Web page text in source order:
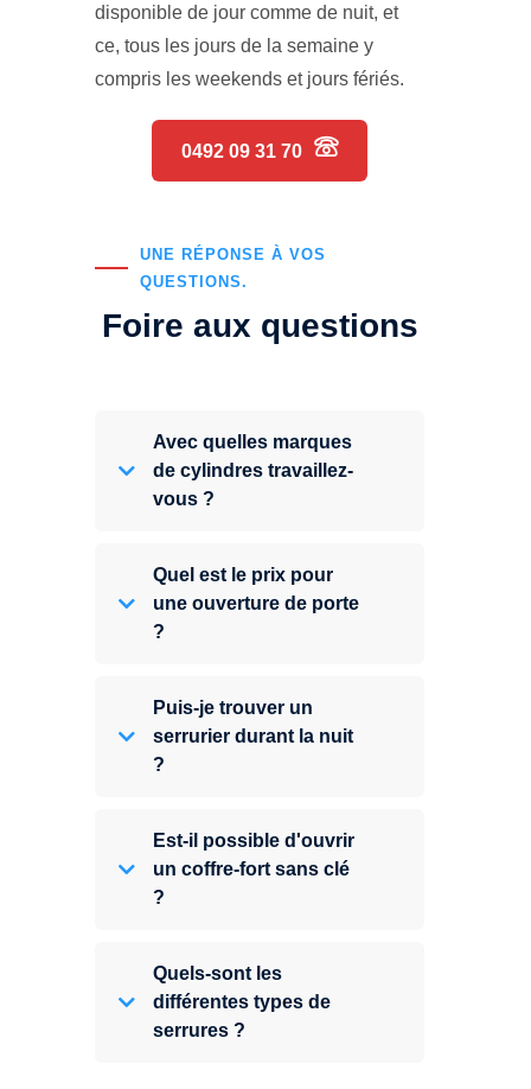
disponible de jour comme de nuit, et
ce, tous les jours de la semaine y
compris les weekends et jours fériés.
0492 09 31 70
UNE RÉPONSE À VOS
QUESTIONS.
Foire aux questions
Avec quelles marques
de cylindres travaillez-
vous ?
Quel est le prix pour
une ouverture de porte
?
Puis-je trouver un
serrurier durant la nuit
?
Est-il possible d'ouvrir
un coffre-fort sans clé
?
Quels-sont les
différentes types de
serrures ?